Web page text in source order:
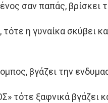
σαν παπάς, βρίσκει
η γυναίκα σκύβει
βγάζει την
ξαφνικά βγάζει